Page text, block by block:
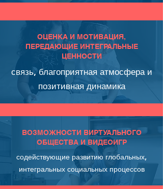
ОЦЕНКА И МОТИВАЦИЯ,
ПЕРЕДАЮЩИЕ ИНТЕГРАЛЬНЫЕ
ЦЕННОСТИ
связь, благоприятная атмосфера и
позитивная динамика
ВОЗМОЖНОСТИ ВИРТУАЛЬНОГО
ОБЩЕСТВА И ВИДЕОИГР
содействующие развитию глобальных,
интегральных социальных процессов